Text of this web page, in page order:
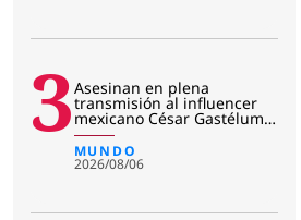
3Asesinan en plena
transmisión al influencer
mexicano César Gastélum:
revelan primera hipótesis
del c
MUNDO
2026/08/06